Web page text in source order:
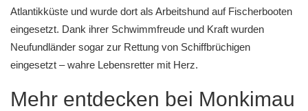
Atlantikküste und wurde dort als Arbeitshund auf Fischerbooten
eingesetzt. Dank ihrer Schwimmfreude und Kraft wurden
Neufundländer sogar zur Rettung von Schiffbrüchigen
eingesetzt – wahre Lebensretter mit Herz.
Mehr entdecken bei Monkimau